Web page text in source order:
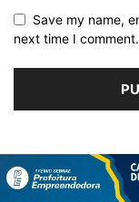
Save my name,
next time I comment.